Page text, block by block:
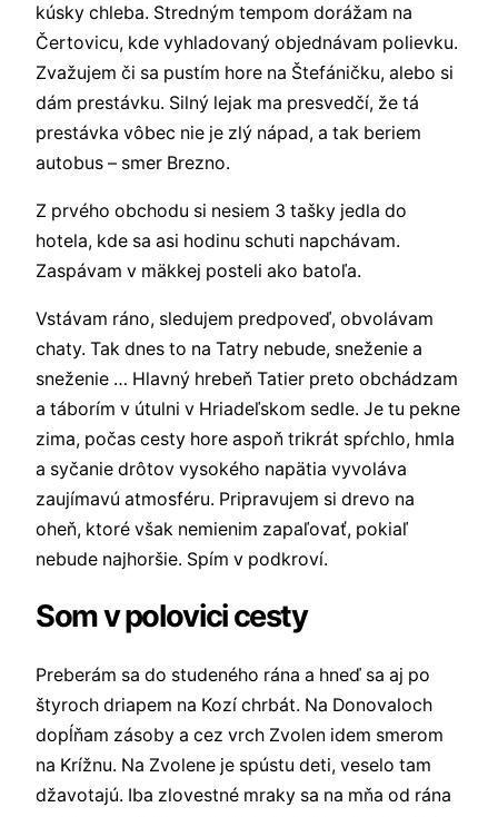
kúsky chleba. Stredným tempom dorážam na
Čertovicu, kde vyhladovaný objednávam polievku.
Zvažujem či sa pustím hore na Štefáničku, alebo si
dám prestávku. Silný lejak ma presvedčí, že tá
prestávka vôbec nie je zlý nápad, a tak beriem
autobus – smer Brezno.
Z prvého obchodu si nesiem 3 tašky jedla do
hotela, kde sa asi hodinu schuti napchávam.
Zaspávam v mäkkej posteli ako batoľa.
Vstávam ráno, sledujem predpoveď, obvolávam
chaty. Tak dnes to na Tatry nebude, sneženie a
sneženie … Hlavný hrebeň Tatier preto obchádzam
a táborím v útulni v Hriadeľskom sedle. Je tu pekne
zima, počas cesty hore aspoň trikrát spŕchlo, hmla
a syčanie drôtov vysokého napätia vyvoláva
zaujímavú atmosféru. Pripravujem si drevo na
oheň, ktoré však nemienim zapaľovať, pokiaľ
nebude najhoršie. Spím v podkroví.
Som v polovici cesty
Preberám sa do studeného rána a hneď sa aj po
štyroch driapem na Kozí chrbát. Na Donovaloch
dopĺňam zásoby a cez vrch Zvolen idem smerom
na Krížnu. Na Zvolene je spústu deti, veselo tam
džavotajú. Iba zlovestné mraky sa na mňa od rána